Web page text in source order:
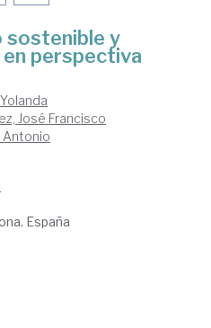
sostenible y
perspectiva
José Francisco
Antonio
España